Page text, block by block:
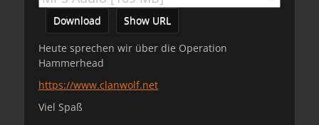
Download Show URL
Heute sprechen wir über die Operation
Hammerhead
https://www.clanwolf.net
Viel Spaß